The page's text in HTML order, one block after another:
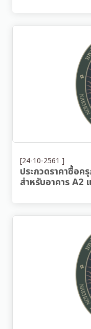
[24-10-2561 ]
ประกวดราคาซื้อ
สำหรับอาคาร A2